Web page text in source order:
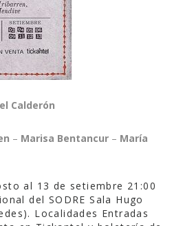
Calderón
– Marisa Bentancur– María
al 13 de setiembre 21:00
del SODRE Sala Hugo
Localidades Entradas